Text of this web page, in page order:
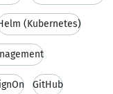
(Kubernetes)
GitHub